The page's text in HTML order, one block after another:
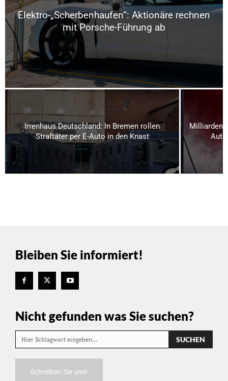
Elektro-„Scherbenhaufen“: Aktionäre rechnen
mit Porsche-Führung ab
Irrenhaus Deutschland: In Bremen rollen
Straftäter per E-Auto in den Knast
Bleiben Sie informiert!
Nicht gefunden was Sie suchen?
Hier Schlagwort eingeben… SUCHEN
Schreiben Sie uns!